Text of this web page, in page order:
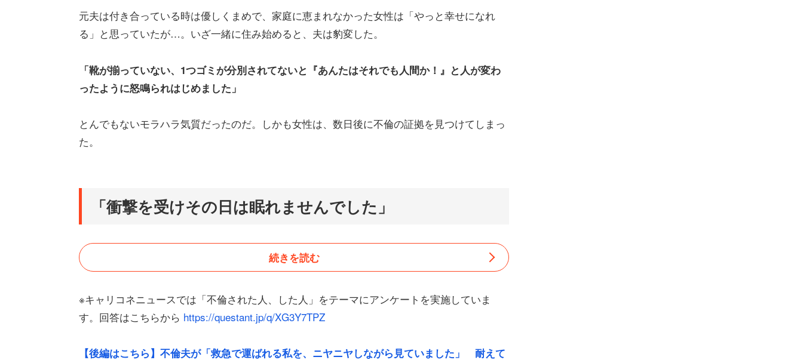
元夫は付き合っている時は優しくまめで、家庭に恵まれなかった女性は「やっと幸せになれ
る」と思っていたが…。いざ一緒に住み始めると、夫は豹変した。
「靴が揃っていない、1つゴミが分別されてないと『あんたはそれでも人間か！』と人が変わ
ったように怒鳴られはじめました」
とんでもないモラハラ気質だったのだ。しかも女性は、数日後に不倫の証拠を見つけてしまっ
た。
「衝撃を受けその日は眠れませんでした」
続きを読む
※キャリコネニュースでは「不倫された人、した人」をテーマにアンケートを実施していま
す。回答はこちらから https://questant.jp/q/XG3Y7TPZ
【後編はこちら】不倫夫が「救急で運ばれる私を、ニヤニヤしながら見ていました」 耐えて